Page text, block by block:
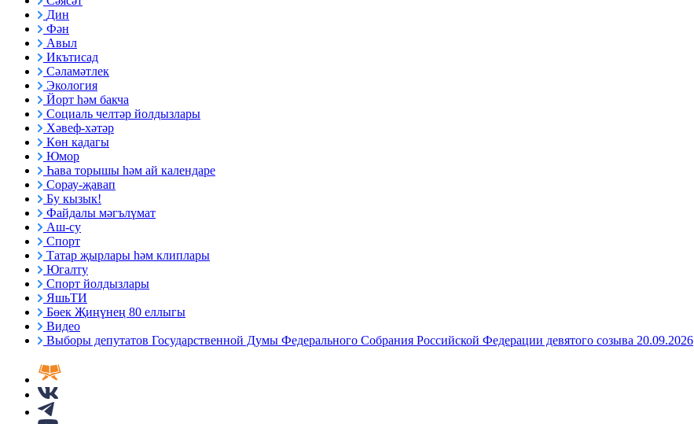
Дин
Фән
Авыл
Икътисад
Сәламәтлек
Экология
Йорт һәм бакча
Социаль челтәр йолдызлары
Хәвеф-хәтәр
Көн кадагы
Юмор
Һава торышы һәм ай календаре
Сорау-җавап
Бу кызык!
Файдалы мәгълүмат
Аш-су
Спорт
Татар җырлары һәм клиплары
Югалту
Спорт йолдызлары
ЯшьТИ
Бөек Җиңүнең 80 еллыгы
Видео
Выборы депутатов Государственной Думы Федерального Собрания Российской Федерации девятого созыва 20.09.2026